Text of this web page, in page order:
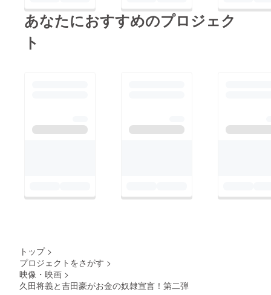
グッズ
はイベ
ント当
（http://
www.te
名前を
き添い
あなたにおすすめのプロジェク
ト
トップ >
プロジェクトをさがす >
映像・映画 >
久田将義と吉田豪がお金の奴隷宣言！第二弾